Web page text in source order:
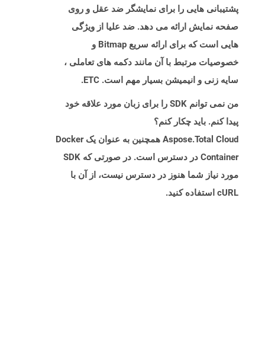
پشتیبانی هایی را برای نمایشگر ضد عقل و روی
صفحه نمایش ارائه می دهد. ضد علیا از ویژگی
هایی است که برای ارائه سریع Bitmap و
خصوصیات مرتبط با آن مانند دکمه های تعاملی ،
سایه زنی و انیمیشن بسیار مهم است. ETC.
من نمی توانم SDK را برای زبان مورد علاقه خود
پیدا کنم. باید چکار کنم؟
Aspose.Total Cloud همچنین به عنوان یک Docker
Container در دسترس است. در صورتی که SDK
مورد نیاز شما هنوز در دسترس نیست، از آن با
cURL استفاده کنید.